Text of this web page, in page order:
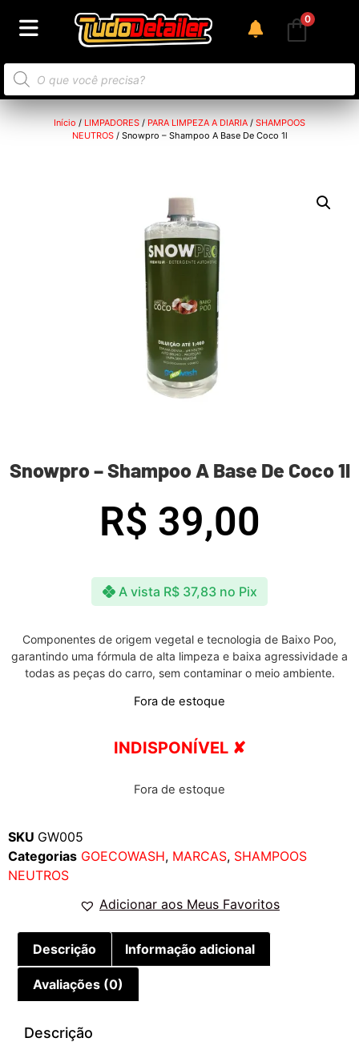
0
Início / LIMPADORES / PARA LIMPEZA A DIARIA / SHAMPOOS
NEUTROS/ Snowpro – Shampoo A Base De Coco 1l
Snowpro – Shampoo A Base De Coco 1l
R$ 39,00
A vista R$37,83 no Pix
Componentes de origem vegetal e tecnologia de Baixo Poo,
garantindo uma fórmula de alta limpeza e baixa agressividade a
todas as peças do carro, sem contaminar o meio ambiente.
Fora de estoque
INDISPONÍVEL ✘
Fora de estoque
SKU GW005
Categorias GOECOWASH, MARCAS, SHAMPOOS
NEUTROS
Adicionar aos Meus Favoritos
Descrição Informação adicional
Avaliações (0)
Descrição